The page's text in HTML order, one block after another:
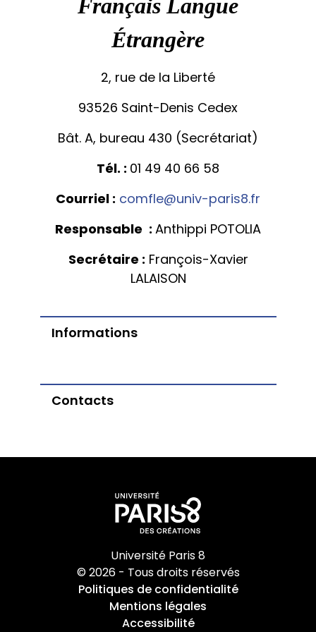
Doctorat
Équipe Psychanalyse
Unités de recherche
Vie étudiante
Concours et métiers de l’enseignement
Stages
Services, aides sociales et handicap
Français Langue
Étrangère
2, rue de la Liberté
93526 Saint-Denis Cedex
Bât. A, bureau 430 (Secrétariat)
Tél. : 01 49 40 66 58
Courriel : comfle@univ-paris8.fr
Responsable : Anthippi POTOLIA
Secrétaire : François-Xavier
LALAISON
Informations
Contacts
Université Paris 8
© 2026 - Tous droits réservés
Politiques de confidentialité
Mentions légales
Accessibilité